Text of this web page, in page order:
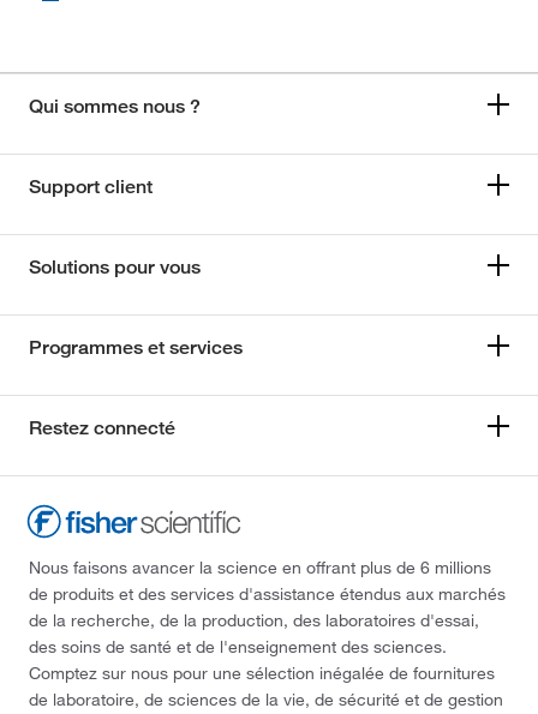
Qui sommes nous ?
Support client
Solutions pour vous
Programmes et services
Restez connecté
Nous faisons avancer la science en offrant plus de 6 millions
de produits et des services d'assistance étendus aux marchés
de la recherche, de la production, des laboratoires d'essai,
des soins de santé et de l'enseignement des sciences.
Comptez sur nous pour une sélection inégalée de fournitures
de laboratoire, de sciences de la vie, de sécurité et de gestion